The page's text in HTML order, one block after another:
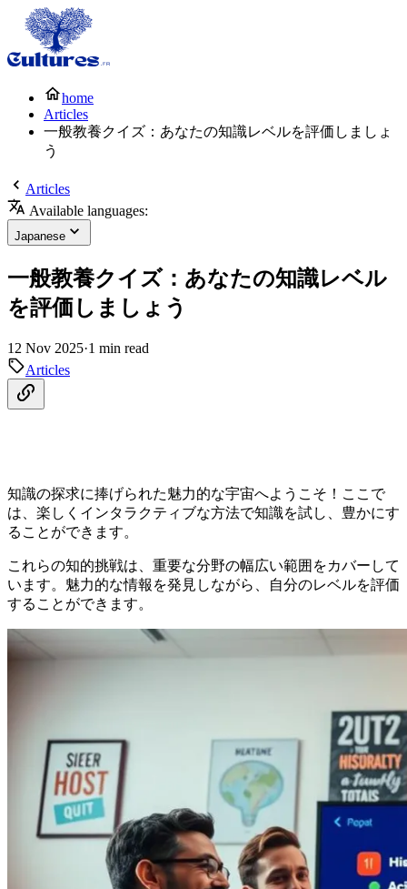
home
Articles
一般教養クイズ：あなたの知識レベルを評価しましょ
う
Articles
Available languages:
Japanese
一般教養クイズ：あなたの知識レベル
を評価しましょう
12 Nov 2025·1 min read
Articles
知識の探求に捧げられた魅力的な宇宙へようこそ！ここで
は、楽しくインタラクティブな方法で知識を試し、豊かにす
ることができます。
これらの知的挑戦は、重要な分野の幅広い範囲をカバーして
います。魅力的な情報を発見しながら、自分のレベルを評価
することができます。